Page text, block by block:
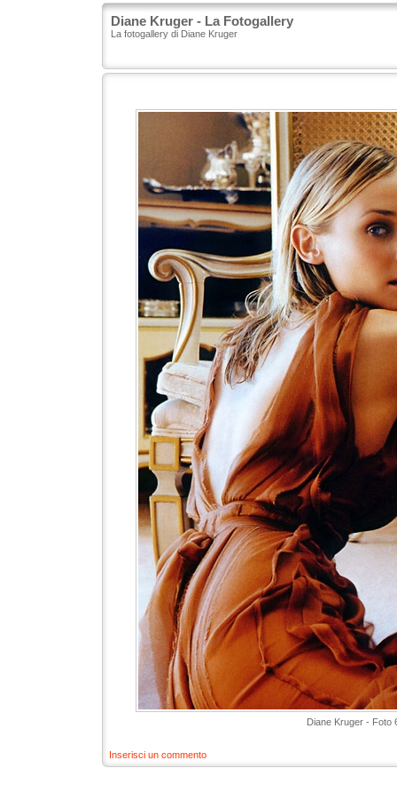
Diane Kruger - La Fotogallery
La fotogallery di Diane Kruger
Diane Kruger - Foto
Inserisci un commento